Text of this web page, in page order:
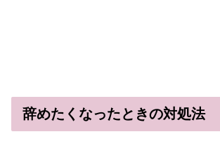
辞めたくなったときの対処法